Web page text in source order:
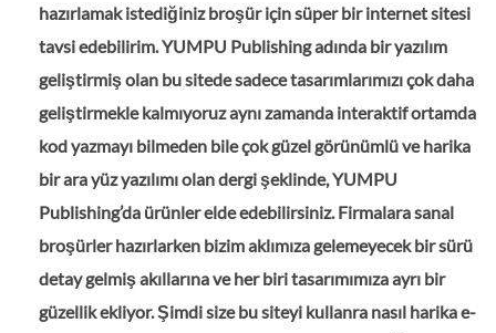
hazırlamak istediğiniz broşür için süper bir internet sitesi
tavsi edebilirim. YUMPU Publishing adında bir yazılım
geliştirmiş olan bu sitede sadece tasarımlarımızı çok daha
geliştirmekle kalmıyoruz aynı zamanda interaktif ortamda
kod yazmayı bilmeden bile çok güzel görünümlü ve harika
bir ara yüz yazılımı olan dergi şeklinde, YUMPU
Publishing’da ürünler elde edebilirsiniz. Firmalara sanal
broşürler hazırlarken bizim aklımıza gelemeyecek bir sürü
detay gelmiş akıllarına ve her biri tasarımımıza ayrı bir
güzellik ekliyor. Şimdi size bu siteyi kullanra nasıl harika e-